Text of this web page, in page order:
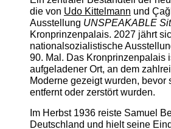
die von Udo Kittelmann und
Ausstellung UNSPEAKABLE
Kronprinzenpalais. 2027 jährt
nationalsozialistische
90. Mal. Das Kronprinzenpalais
aufgeladener Ort, an dem
Moderne gezeigt wurden, bevor
entfernt oder zerstört wurden.
Im Herbst 1936 reiste Samuel
Deutschland und hielt seine